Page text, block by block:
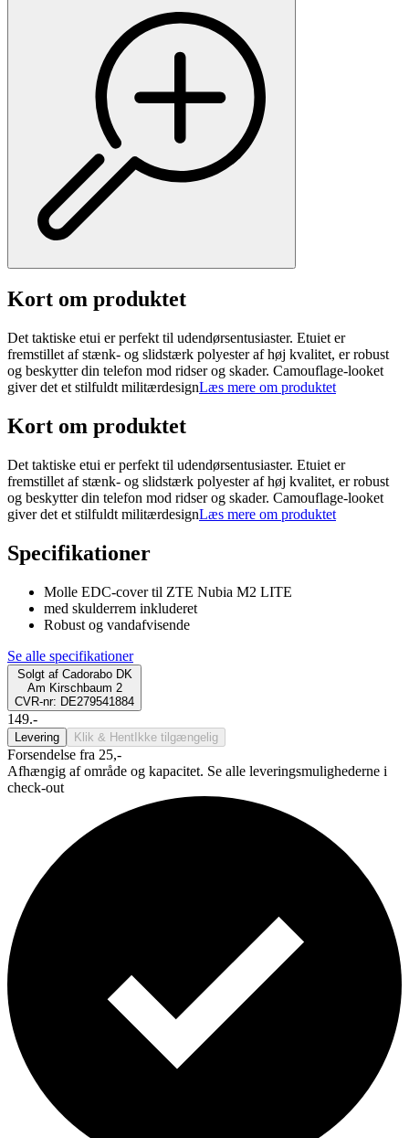
Kort om produktet
Det taktiske etui er perfekt til udendørsentusiaster. Etuiet er
fremstillet af stænk- og slidstærk polyester af høj kvalitet, er robust
og beskytter din telefon mod ridser og skader. Camouflage-looket
giver det et stilfuldt militærdesignLæs mere om produktet
Kort om produktet
Det taktiske etui er perfekt til udendørsentusiaster. Etuiet er
fremstillet af stænk- og slidstærk polyester af høj kvalitet, er robust
og beskytter din telefon mod ridser og skader. Camouflage-looket
giver det et stilfuldt militærdesignLæs mere om produktet
Specifikationer
Molle EDC-cover til ZTE Nubia M2 LITE
med skulderrem inkluderet
Robust og vandafvisende
Se alle specifikationer
Solgt af Cadorabo DK
Am Kirschbaum 2
CVR-nr: DE279541884
149.-
Levering Klik & Hent Ikke tilgængelig
Forsendelse fra 25,-
Afhængig af område og kapacitet. Se alle leveringsmulighederne i
check-out